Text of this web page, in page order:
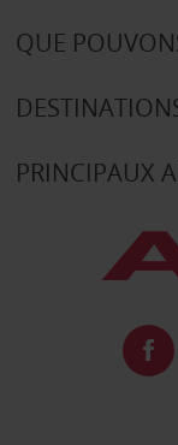
QUE
PRINCIPAUX